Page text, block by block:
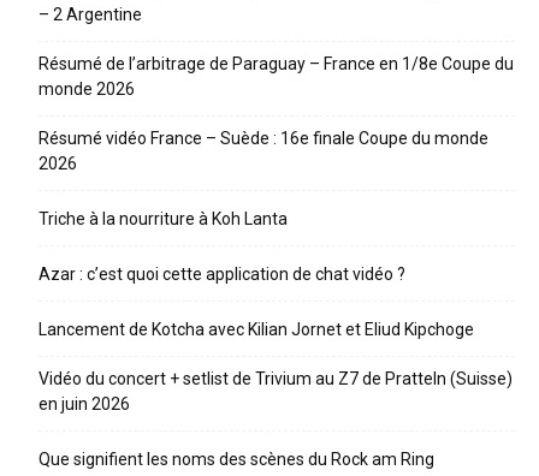
– 2 Argentine
Résumé de l’arbitrage de Paraguay – France en 1/8e Coupe du
monde 2026
Résumé vidéo France – Suède : 16e finale Coupe du monde
2026
Triche à la nourriture à Koh Lanta
Azar : c’est quoi cette application de chat vidéo ?
Lancement de Kotcha avec Kilian Jornet et Eliud Kipchoge
Vidéo du concert + setlist de Trivium au Z7 de Pratteln (Suisse)
en juin 2026
Que signifient les noms des scènes du Rock am Ring